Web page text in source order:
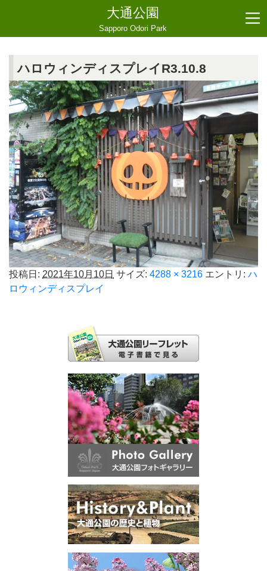
大通公園
Sapporo Odori Park
ハロウィンディスプレイR3.10.8
投稿日: 2021年10月10日 サイズ: 4288 × 3216 エントリ: ハ
ロウィンディスプレイ